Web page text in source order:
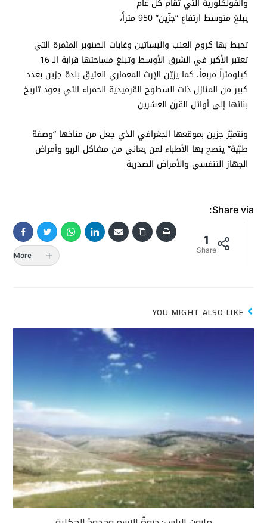
يبلغ متوسط ارتفاع “جزّين” 950 متراً،
تحيط بها كروم العنب والبساتين وغابات الصنوبر المثمرة التي
تعتبر الأكبر في الشرق الأوسط وتبلغ مساحتها قرابة الـ 16
كيلومتراً مربعاً، كما يزيّن الإرث المعماري العتيق بلدة جزين بعدد
كبير من المنازل ذات السطوح القرميدية الحمراء التي يعود تاريخ
بنائها إلى أوائل القرن العشرين
وتتميّز جزين بموقعها الجغرافي الذي جعل من مناخها “وصفة
طبّية” ينصح بها الأطباء لمن يعاني من مشاكل الربو وأمراض
الجهاز التنفسي والأمراض الصدرية
Share via:
1
Share
More
YOU MIGHT ALSO LIKE